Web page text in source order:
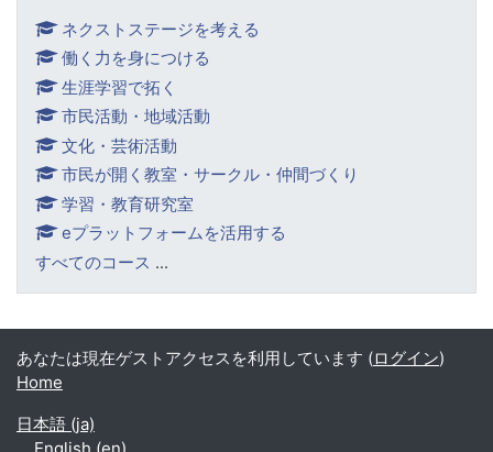
ネクストステージを考える
働く力を身につける
生涯学習で拓く
市民活動・地域活動
文化・芸術活動
市民が開く教室・サークル・仲間づくり
学習・教育研究室
eプラットフォームを活用する
すべてのコース ...
あなたは現在ゲストアクセスを利用しています (ログイン)
Home
日本語 ‎(ja)‎